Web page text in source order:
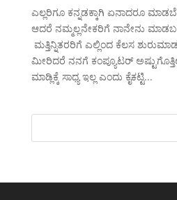
ಎಲ್ಲರಿಗೂ ಕನ್ನಡಕ್ಕಾಗಿ ಏನಾದರೂ
ಆದರೆ ನಮ್ಮಲ್ಲನೇಕರಿಗೆ ನಾನೇನು
ಮತ್ತಿನ್ನಿತರರಿಗೆ ಎಲ್ಲಿಂದ ಕೆಲಸ
ಮೀರಿದರೆ ನನಗೆ ಕಂಪ್ಯೂಟರ್
ಮಾಡ್ಲಿಕ್ಕೆ ಸಾಧ್ಯ ಇಲ್ಲ ಎಂದು ಕೈಕಟ್ಟಿ...